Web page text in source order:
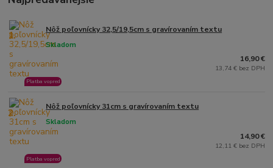
1. Nôž poľovnícky 32,5/19,5cm s gravírovaním textu
Skladom
Platba vopred
16,90 €
13,74 € bez DPH
2. Nôž poľovnícky 31cm s gravírovaním textu
Skladom
Platba vopred
14,90 €
12,11 € bez DPH